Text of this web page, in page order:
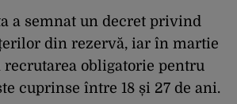
a semnat un decret privind
din rezervă, iar în martie
recrutarea obligatorie pentru
cuprinse între 18 și 27 de ani.